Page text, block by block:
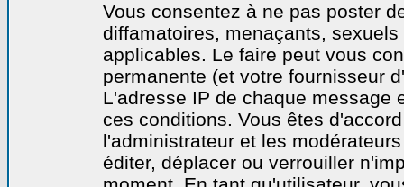
Vous consentez à ne pas poster
diffamatoires, menaçants,
applicables. Le faire peut vous
permanente (et votre fournisseur
L'adresse IP de chaque message
ces conditions. Vous êtes
l'administrateur et les
éditer, déplacer ou verrouiller